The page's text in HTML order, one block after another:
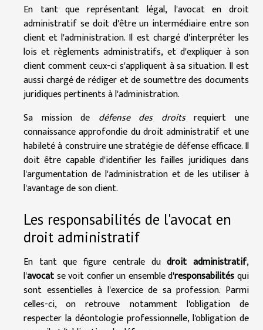
En tant que représentant légal, l'avocat en droit
administratif se doit d'être un intermédiaire entre son
client et l'administration. Il est chargé d'interpréter les
lois et règlements administratifs, et d'expliquer à son
client comment ceux-ci s'appliquent à sa situation. Il est
aussi chargé de rédiger et de soumettre des documents
juridiques pertinents à l'administration.
Sa mission de défense des droitsrequiert une
connaissance approfondie du droit administratif et une
habileté à construire une stratégie de défense efficace. Il
doit être capable d'identifier les failles juridiques dans
l'argumentation de l'administration et de les utiliser à
l'avantage de son client.
Les responsabilités de l'avocat en
droit administratif
En tant que figure centrale dudroit administratif,
l'avocatse voit confier un ensemble d'responsabilitésqui
sont essentielles à l'exercice de sa profession. Parmi
celles-ci, on retrouve notamment l'obligation de
respecter la déontologie professionnelle, l'obligation de